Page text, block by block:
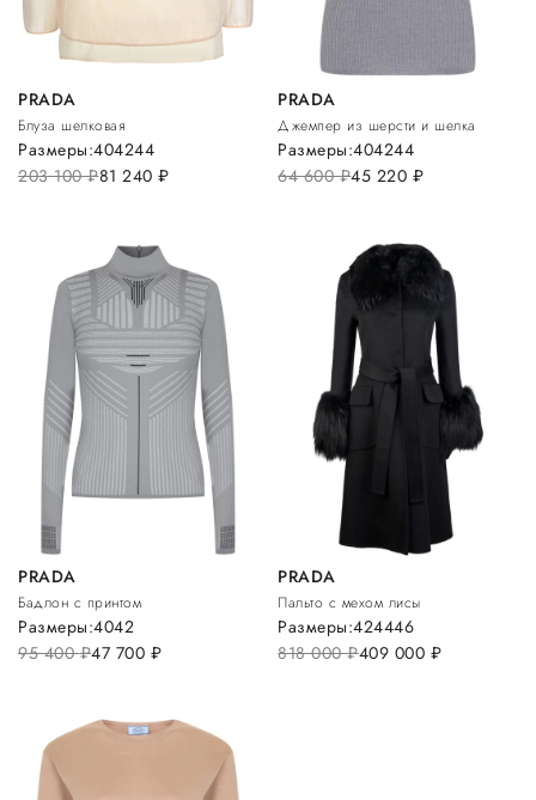
PRADA
Блуза шелковая
203 100руб.81 240 руб.
Размеры:404244
PRADA
Джемпер из шерсти и шелка
64 600руб.45 220 руб.
Размеры:404244
PRADA
Бадлон с принтом
95 400руб.47 700 руб.
Размеры:4042
PRADA
Пальто с мехом лисы
818 000руб.409 000 руб.
Размеры:424446